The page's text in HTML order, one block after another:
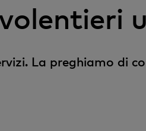
La preghiamo di